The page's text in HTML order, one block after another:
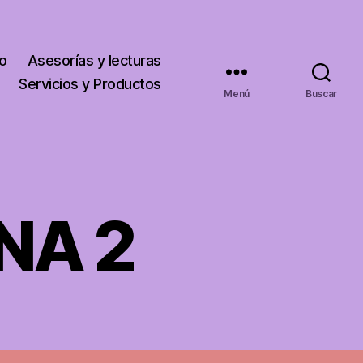
Asesorías y lecturas
Servicios y Productos
Menú Buscar
2